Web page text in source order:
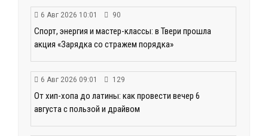
6 Авг 2026 10:01 90
Спорт, энергия и мастер-классы: в Твери прошла
акция «Зарядка со стражем порядка»
6 Авг 2026 09:01 129
От хип-хопа до латины: как провести вечер 6
августа с пользой и драйвом